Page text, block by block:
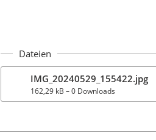
Dateien
IMG_20240529_155422.jpg
162,29 kB – 0 Downloads